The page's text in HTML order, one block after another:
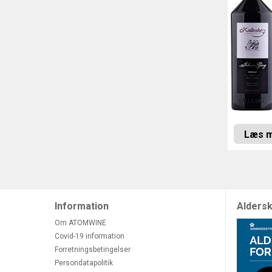
Læs
Information
Om ATOMWINE
Covid-19 information
Forretningsbetingelser
Persondatapolitik